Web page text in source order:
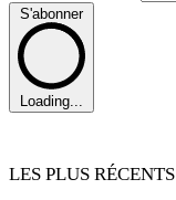
S'abonner
Loading...
LES PLUS RÉCENTS